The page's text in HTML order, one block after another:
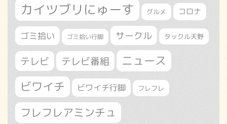
カイツブリにゅーす グルメ コロナ
ゴミ拾い ゴミ拾い行脚 サークル タックル天野
テレビ テレビ番組 ニュース
ビワイチ ビワイチ行脚 フレフレ
フレフレアミンチュ